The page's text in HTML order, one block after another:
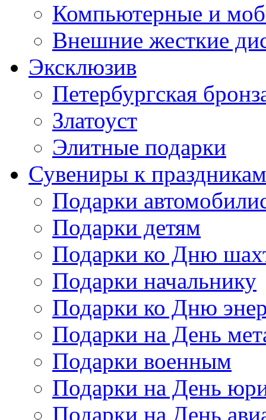
Компьютерные и
Внешние жесткие
Эксклюзив
Петербургская
Златоуст
Элитные подарки
Сувениры к праздникам
Подарки
Подарки детям
Подарки ко Дню
Подарки начальнику
Подарки ко Дню
Подарки на День
Подарки военным
Подарки на День
Подарки на День